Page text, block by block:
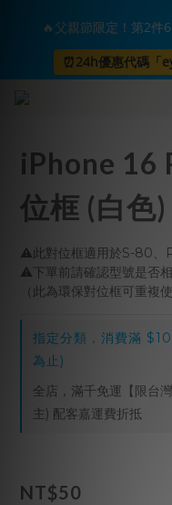
iPhone 16
位框 (白色
⚠️此對位框適用於S-80、
⚠️下單前請確認型號是否相
（此為環保對位框可重複
指定分類，消費滿
為止)
全店，滿千免運【限台
主) 配客嘉運費折抵
NT$50
🔥父親節限定！第2件
⏰24h優惠代碼「